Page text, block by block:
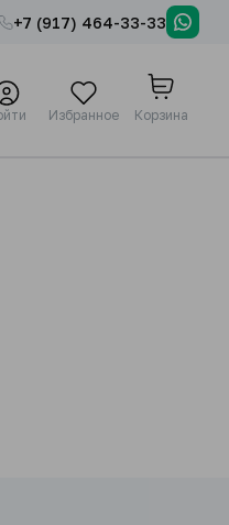
+7 (917) 464-33-33
Избранное Корзина